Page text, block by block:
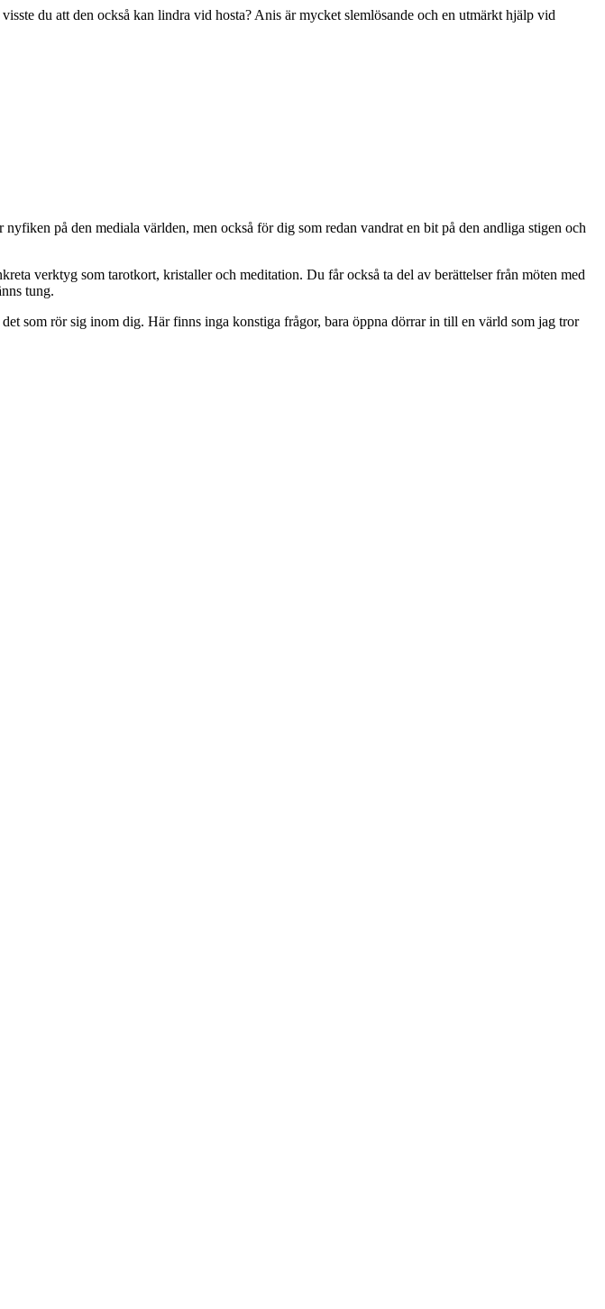
du att den också kan lindra vid hosta? Anis är mycket slemlösande och en utmärkt hjälp vid
på den mediala världen, men också för dig som redan vandrat en bit på den andliga stigen och
verktyg som tarotkort, kristaller och meditation. Du får också ta del av berättelser från möten med
tung.
som rör sig inom dig. Här finns inga konstiga frågor, bara öppna dörrar in till en värld som jag tror